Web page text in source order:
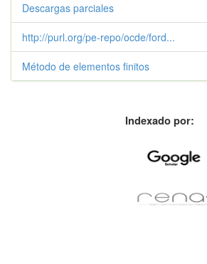
Descargas parciales
http://purl.org/pe-repo/ocde/ford...
Método de elementos finitos
Indexado por: